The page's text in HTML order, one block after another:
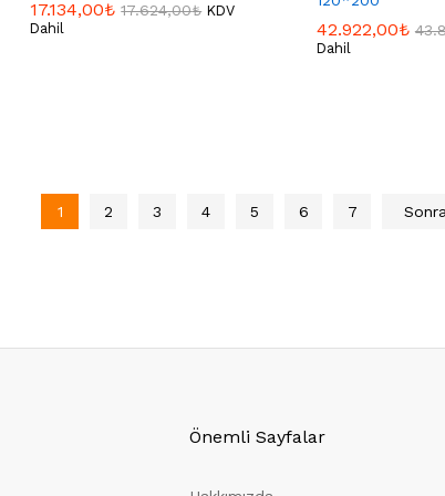
17.134,00₺ 17.624,00₺ KDV
Dahil
17.134,00₺ 17.624,00₺
42.922,00₺
Dahil
42.922,00₺
1 2 3 4 5 6 7
Önemli Sayfalar